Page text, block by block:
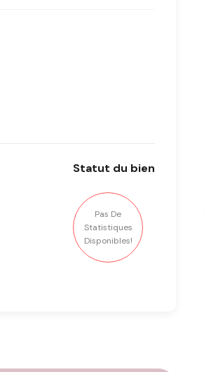
Statut du bien
Pas De
Statistiques
Disponibles!